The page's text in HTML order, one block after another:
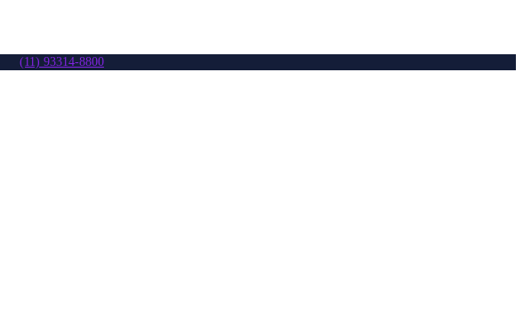
(11) 93314-8800